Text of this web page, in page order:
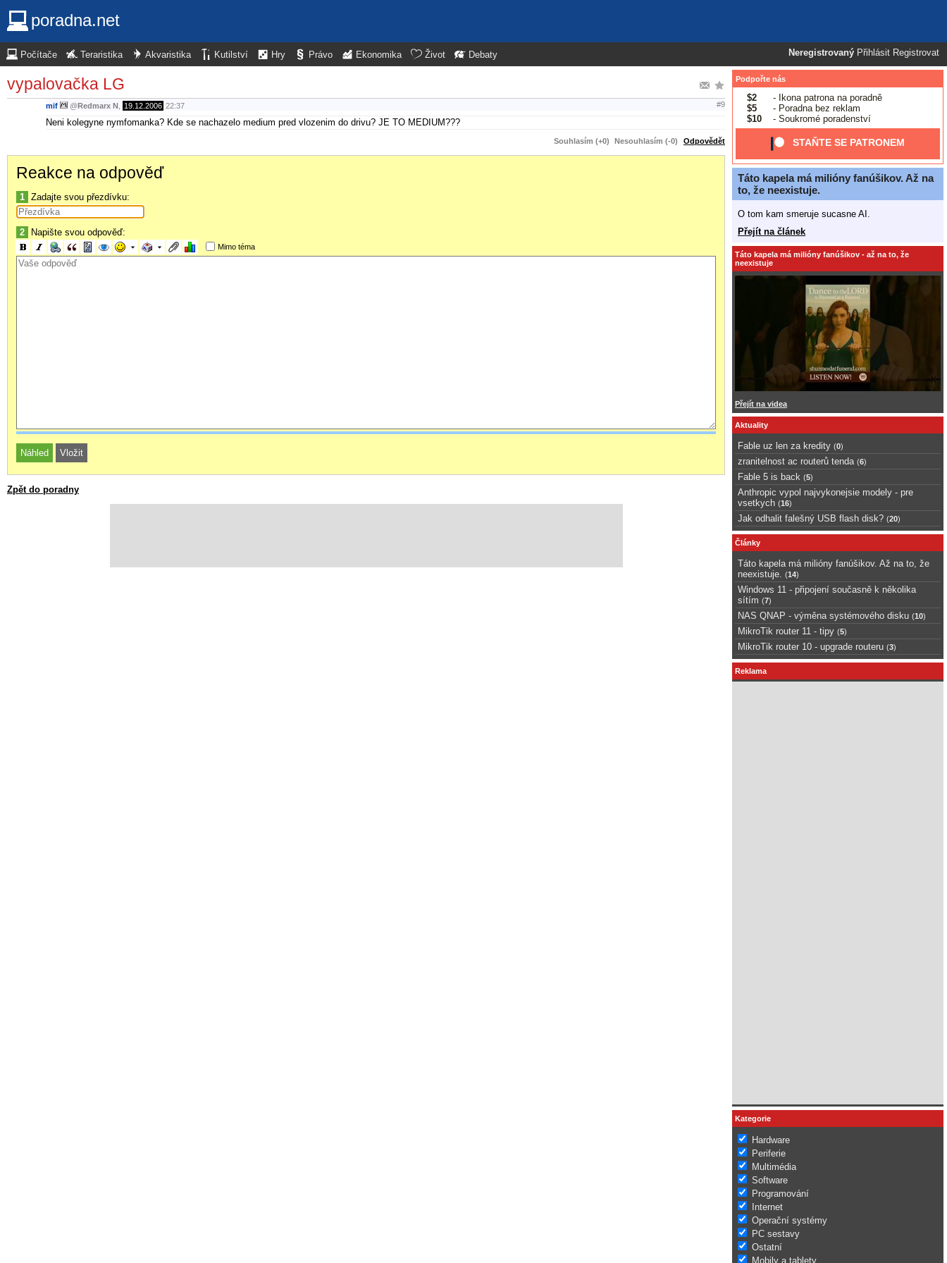
poradna.net
Neregistrovaný Přihlásit Registrovat
Počítače Teraristika Akvaristika Kutilství Hry Právo Ekonomika Život Debaty
vypalovačka LG
mif @Redmarx N 19.12.2006 22:37 #9
Neni kolegyne nymfomanka? Kde se nachazelo medium pred vlozenim do drivu? JE TO MEDIUM???
Souhlasím (+0) Nesouhlasím (-0) Odpovědět
Reakce na odpověď
1 Zadajte svou přezdívku:
2 Napište svou odpověď:
Mimo téma
Zpět do poradny
Podpořte nás
$2
- Ikona patrona na poradně
$5
- Poradna bez reklam
$10
- Soukromé poradenství
STAŇTE SE PATRONEM
Táto kapela má milióny fanúšikov. Až na
to, že neexistuje.
O tom kam smeruje sucasne AI.
Přejít na článek
Táto kapela má milióny fanúšikov - až na to, že
neexistuje
Přejít na videa
Aktuality
Fable uz len za kredity (0)
zranitelnost ac routerů tenda (6)
Fable 5 is back (5)
Anthropic vypol najvykonejsie modely - pre
vsetkych (16)
Jak odhalit falešný USB flash disk? (20)
Články
Táto kapela má milióny fanúšikov. Až na to, že
neexistuje.
(14)
Windows 11 - připojení současně k několika
sítím (7)
NAS QNAP - výměna systémového disku (10)
MikroTik router 11 - tipy (5)
MikroTik router 10 - upgrade routeru (3)
Reklama
Kategorie
Hardware
Periferie
Multimédia
Software
Programování
Internet
Operační systémy
PC sestavy
Ostatní
Mobily a tablety